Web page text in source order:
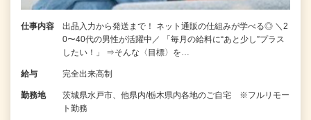
仕事内容
出品入力から発送まで！ ネット通販の仕組みが学べる◎ ＼2
0〜40代の男性が活躍中／ 「毎月の給料に“あと少し”プラス
したい！」 ⇒そんな〈目標〉を…
給与 完全出来高制
勤務地
茨城県水戸市、他県内/栃木県内各地のご自宅 ※フルリモー
ト勤務